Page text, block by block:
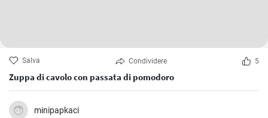
Salva Condividere 5
Zuppa di cavolo con passata di pomodoro
minipapkaci